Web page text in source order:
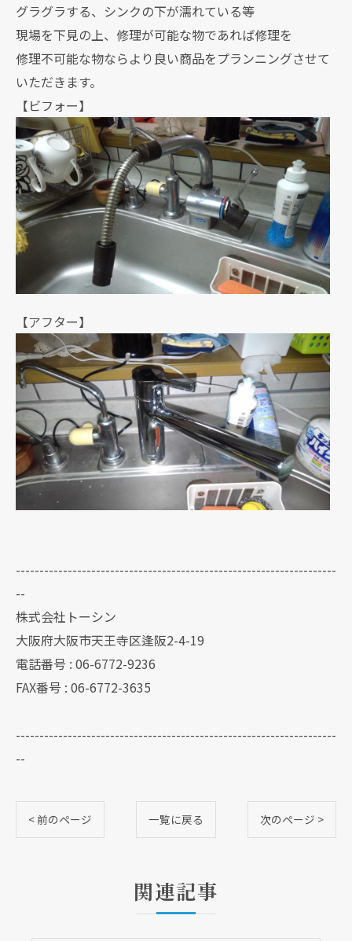
グラグラする、シンクの下が濡れている等
現場を下見の上、修理が可能な物であれば修理を
修理不可能な物ならより良い商品をプランニングさせて
いただきます。
【ビフォー】
【アフター】
--------------------------------------------------------------------
--
株式会社トーシン
大阪府大阪市天王寺区逢阪2-4-19
電話番号 : 06-6772-9236
FAX番号 : 06-6772-3635
--------------------------------------------------------------------
--
< 前のページ 一覧に戻る 次のページ >
関連記事